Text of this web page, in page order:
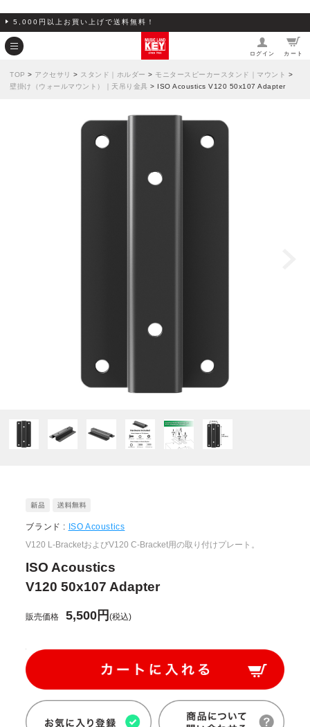
5,000円以上お買い上げで送料無料！
ログイン カート
TOP > アクセサリ > スタンド｜ホルダー > モニタースピーカースタンド｜マウント >
壁掛け（ウォールマウント）｜天吊り金具 > ISO Acoustics V120 50x107 Adapter
ブランド : ISO Acoustics
V120 L-BracketおよびV120 C-Bracket用の取り付けプレート。
ISO Acoustics
V120 50x107 Adapter
販売価格 5,500円(税込)